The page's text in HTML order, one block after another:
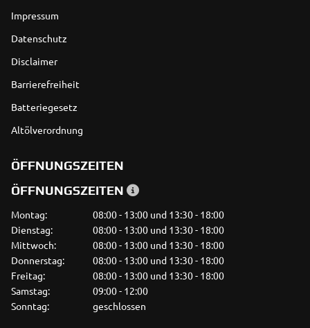
Impressum
Datenschutz
Disclaimer
Barrierefreiheit
Batteriegesetz
Altölverordnung
ÖFFNUNGSZEITEN
ÖFFNUNGSZEITEN
Montag:
08:00 - 13:00 und 13:30 - 18:00
Dienstag:
08:00 - 13:00 und 13:30 - 18:00
Mittwoch:
08:00 - 13:00 und 13:30 - 18:00
Donnerstag:
08:00 - 13:00 und 13:30 - 18:00
Freitag:
08:00 - 13:00 und 13:30 - 18:00
Samstag:
09:00 - 12:00
Sonntag:
geschlossen